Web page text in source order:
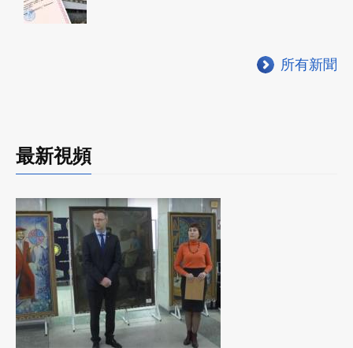
所有新聞
最新視頻